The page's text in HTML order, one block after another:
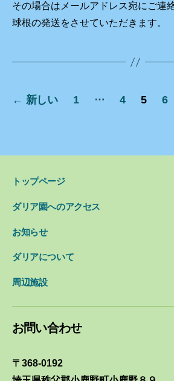
その場合はメールアドレス宛にご連
球根の発送をさせていただきます。
ビ
シ
ョ
ン
← 新しい 1 … 4 5 6
トップページ
ダリア園へのアクセス
お知らせ
ダリアについて
周辺施設
お問い合わせ
〒368-0192